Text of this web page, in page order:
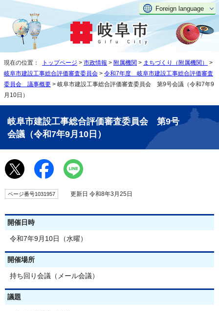
Foreign language
現在の位置： トップページ > 市政情報 > 附属機関 > まちづくり（附属機関）
>
岐阜市建設工事総合評価審査委員会 > 令和7年度 岐阜市建設工事総合評価審査
委員会 議事概要 > 岐阜市建設工事総合評価審査委員会 第9号会議（令和7年9
月10日）
岐阜市建設工事総合評価審査委員会 第9号
会議（令和7年9月10日）
ページ番号1031957 更新日 令和8年3月25日
開催日時
令和7年9月10日（水曜）
開催場所
持ち回り会議（メール会議）
議題